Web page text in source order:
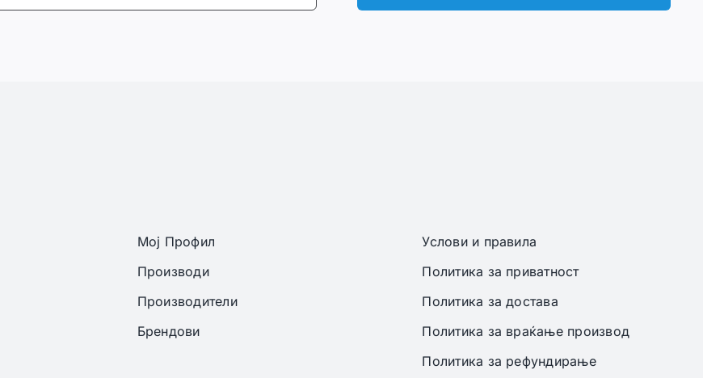
Мој Профил
Производи
Производители
Брендови
Услови и правила
Политика за приватност
Политика за достава
Политика за враќање производ
Политика за рефундирање